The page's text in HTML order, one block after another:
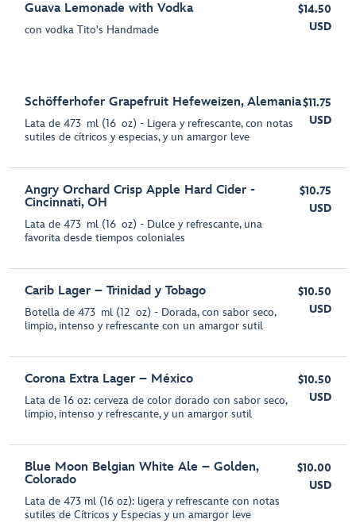
Guava Lemonade with Vodka
con vodka Tito's Handmade
$14.50
USD
Schöfferhofer Grapefruit Hefeweizen, Alemania
Lata de 473 ml (16 oz) - Ligera y refrescante, con notas
sutiles de cítricos y especias, y un amargor leve
$11.75
USD
Angry Orchard Crisp Apple Hard Cider -
Cincinnati, OH
Lata de 473 ml (16 oz) - Dulce y refrescante, una
favorita desde tiempos coloniales
$10.75
USD
Carib Lager – Trinidad y Tobago
Botella de 473 ml (12 oz) - Dorada, con sabor seco,
limpio, intenso y refrescante con un amargor sutil
$10.50
USD
Corona Extra Lager – México
Lata de 16 oz: cerveza de color dorado con sabor seco,
limpio, intenso y refrescante, y un amargor sutil
$10.50
USD
Blue Moon Belgian White Ale – Golden,
Colorado
Lata de 473 ml (16 oz): ligera y refrescante con notas
sutiles de Cítricos y Especias y un amargor leve
$10.00
USD